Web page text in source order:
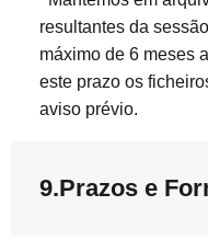
resultantes da
máximo de 6 meses
este prazo os
aviso prévio.
9.Prazos e